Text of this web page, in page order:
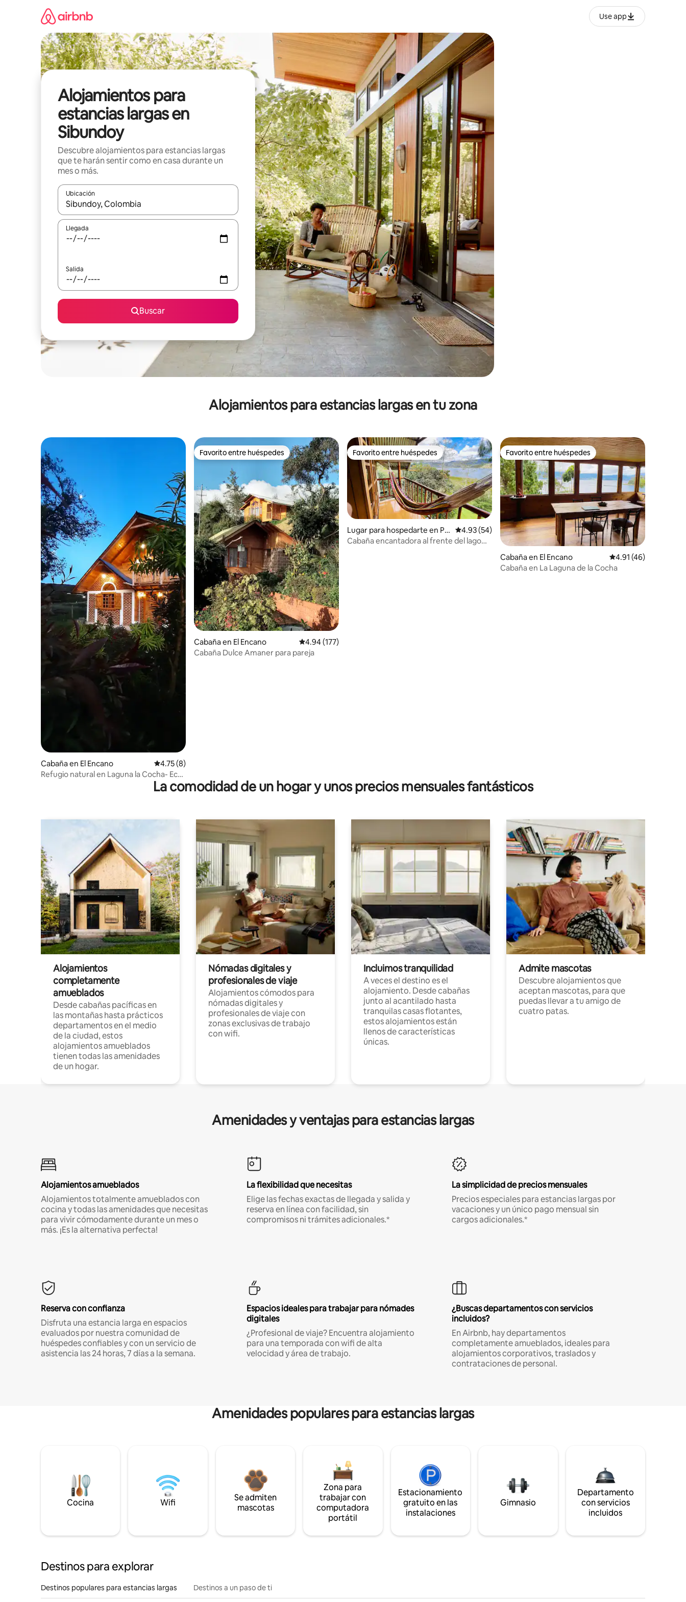
Use app
Alojamientos para
estancias largas en
Sibundoy
Descubre alojamientos para estancias largas
que te harán sentir como en casa durante un
mes o más.
Ubicación
Cuando los resultados estén disponibles, podrás navegar usando las teclas de las flechas hacia arriba y hacia abajo, o bien tocando y deslizando la pantalla.
Llegada
Salida
Buscar
Alojamientos para estancias largas en tu zona
Cabaña en El Encano Calificación promedio: 4.75 de 5; 8 evaluaciones
4.75 (8)
Refugio natural en Laguna la Cocha- Eco
Favorito entre huéspedes
Favorito entre huéspedes
Cabaña en El Encano Calificación promedio: 4.94 de 5; 177 evaluaciones
4.94 (177)
Cabaña Dulce Amaner para pareja
Favorito entre huéspedes
Favorito entre huéspedes
Lugar para hospedarte en Pa
sto
Calificación promedio: 4.93 de 5; 54 evaluaciones
4.93 (54)
Cabaña encantadora al frente del lago
Favorito entre huéspedes
Favorito entre huéspedes
Cabaña en El Encano Calificación
4.91 (46)
Cabaña en La Laguna de la Cocha
La comodidad de un hogar y unos precios mensuales fantásticos
Alojamientos
completamente
amueblados
Desde cabañas pacíficas en
las montañas hasta prácticos
departamentos en el medio
de la ciudad, estos
alojamientos amueblados
tienen todas las amenidades
de un hogar.
Nómadas digitales y
profesionales de viaje
Alojamientos cómodos para
nómadas digitales y
profesionales de viaje con
zonas exclusivas de trabajo
con wifi.
Incluimos tranquilidad
A veces el destino es el
alojamiento. Desde cabañas
junto al acantilado hasta
tranquilas casas flotantes,
estos alojamientos están
llenos de características
únicas.
Admite mascotas
Descubre alojamientos que
aceptan mascotas, para que
puedas llevar a tu amigo de
cuatro patas.
Amenidades y ventajas para estancias largas
Alojamientos amueblados
Alojamientos totalmente amueblados con
cocina y todas las amenidades que necesitas
para vivir cómodamente durante un mes o
más. ¡Es la alternativa perfecta!
La flexibilidad que necesitas
Elige las fechas exactas de llegada y salida y
reserva en línea con facilidad, sin
compromisos ni trámites adicionales.*
La simplicidad de precios mensuales
Precios especiales para estancias largas por
vacaciones y un único pago mensual sin
cargos adicionales.*
Reserva con confianza
Disfruta una estancia larga en espacios
evaluados por nuestra comunidad de
huéspedes confiables y con un servicio de
asistencia las 24 horas, 7 días a la semana.
Espacios ideales para trabajar para nómades
digitales
¿Profesional de viaje? Encuentra alojamiento
para una temporada con wifi de alta
velocidad y área de trabajo.
¿Buscas departamentos con servicios
incluidos?
En Airbnb, hay departamentos
completamente amueblados, ideales para
alojamientos corporativos, traslados y
contrataciones de personal.
Amenidades populares para estancias largas
Cocina Wifi
Se admiten
mascotas
Zona para
trabajar con
computadora
portátil
Estacionamiento
gratuito en las
instalaciones
Gimnasio
Departamento
con servicios
incluidos
Destinos para explorar
Destinos populares para estancias largas Destinos a un paso de ti